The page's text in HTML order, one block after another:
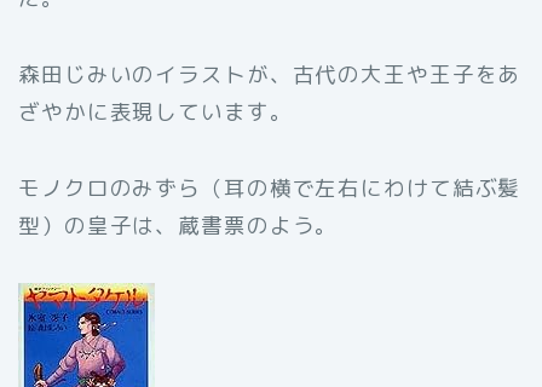
森田じみいのイラストが、古代の大王や王子をあ
ざやかに表現しています。
モノクロのみずら（耳の横で左右にわけて結ぶ髪
型）の皇子は、蔵書票のよう。